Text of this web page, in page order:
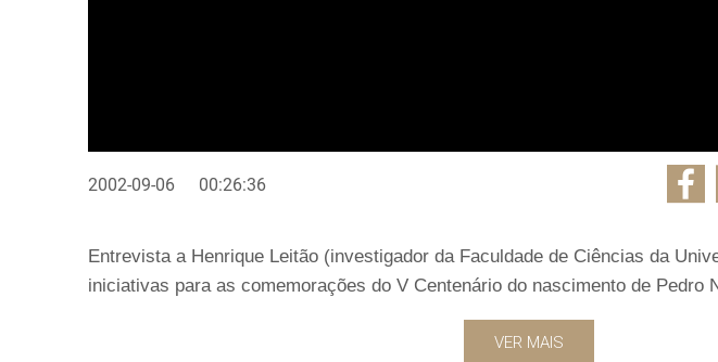
2002-09-06 00:26:36
Entrevista a Henrique Leitão (investigador da Faculdade de Ciências da
iniciativas para as comemorações do V Centenário do nascimento de Pedro
VER MAIS